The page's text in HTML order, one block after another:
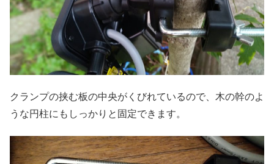
クランプの挟む板の中央がくびれているので、木の幹のよ
うな円柱にもしっかりと固定できます。